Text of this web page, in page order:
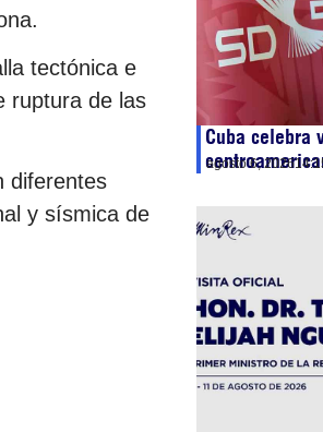
tectónica e
ruptura de las
diferentes
y sísmica de
Cuba celebra
agosto 6, 2026